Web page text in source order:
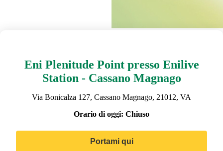
Eni Plenitude Point presso Enilive
Station - Cassano Magnago
Via Bonicalza 127, Cassano Magnago, 21012, VA
Orario di oggi: Chiuso
Portami qui